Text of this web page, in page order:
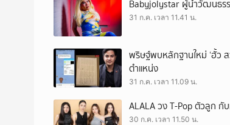
Babyjolystar ผู้นำวัฒนธร
31 ก.ค. เวลา 11.41 น.
พริษฐ์พบหลักฐานใหม่ ‘ฮั้ว
ตำแหน่ง
31 ก.ค. เวลา 11.09 น.
ALALA วง T-Pop ตัวลูก กั
30 ก.ค. เวลา 11.50 น.